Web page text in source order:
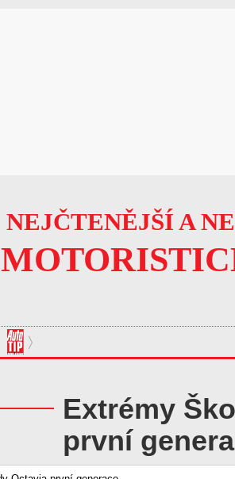
NEJČTENĚJŠÍ A
Extrémy
první